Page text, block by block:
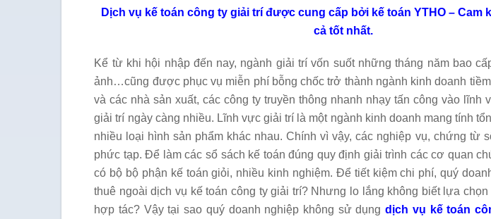
Dịch vụ kế toán công ty giải trí được cung cấp bởi kế toán YTHO – Cam
cả tốt nhất.
Kể từ khi hội nhập đến nay, ngành giải trí vốn suốt những tháng năm bao
ảnh…cũng được phục vụ miễn phí bỗng chốc trở thành ngành kinh doanh
và các nhà sản xuất, các công ty truyền thông nhanh nhạy tấn công vào lĩnh
giải trí ngày càng nhiều. Lĩnh vực giải trí là một ngành kinh doanh mang tính
nhiều loại hình sản phẩm khác nhau. Chính vì vậy, các nghiệp vụ, chứng từ
phức tạp. Để làm các sổ sách kế toán đúng quy định giải trình các cơ quan
có bộ bộ phận kế toán giỏi, nhiều kinh nghiệm. Để tiết kiệm chi phí, quý
thuê ngoài dịch vụ kế toán công ty giải trí? Nhưng lo lắng không biết lựa
hợp tác? Vậy tại sao quý doanh nghiệp không sử dụngdịch vụ kế toán